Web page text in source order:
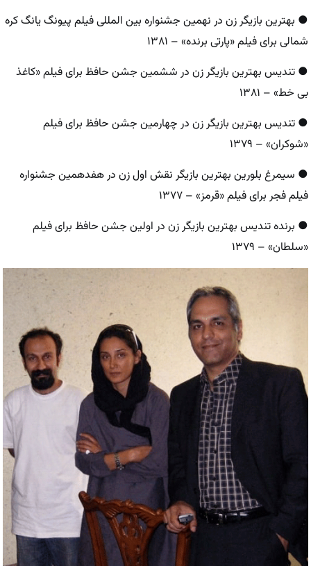
● بهترین بازیگر زن در نهمین جشنواره بین‌ المللی فیلم پیونگ یانگ کره
شمالی برای فیلم «پارتی برنده» – ۱۳۸۱
● تندیس بهترین بازیگر زن در ششمین جشن حافظ برای فیلم «کاغذ
بی خط» – ۱۳۸۱
● تندیس بهترین بازیگر زن در چهارمین جشن حافظ برای فیلم
«شوکران» – ۱۳۷۹
● سیمرغ بلورین بهترین بازیگر نقش اول زن در هفدهمین جشنواره
فیلم فجر برای فیلم «قرمز» – ۱۳۷۷
● برنده تندیس بهترین بازیگر زن در اولین جشن حافظ برای فیلم
«سلطان» – ۱۳۷۹